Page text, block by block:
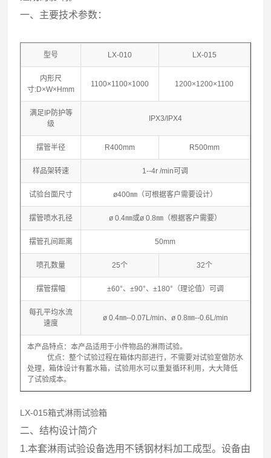
一、主要技术参数：
型号 LX-010 LX-015
内形尺
寸:D×W×Hmm
1100×1100×1000 1200×1200×1100
满足IP防护等
级
IPX3/IPX4
摆管半径 R400mm R500mm
样品架转速 1--4r /min可调
试验台面尺寸 ø400㎜（可根据客户需要设计）
摆管喷水孔径 ø 0.4㎜或ø 0.8㎜（根据客户需要）
摆管孔间距离 50mm
喷孔数量 25个 32个
摆管摆幅 ±60°、±90°、±180°（理论值）可调
每孔平均水流
速度
ø 0.4㎜--0.07L/min、ø 0.8㎜--0.6L/min
本产品特点：本产品适用于小件物品的淋雨试验。
优点：整个试验过程在箱体内部进行，不需要对试验室做防水
处理，箱体设计有蓄水箱，试验用水可以重复循环利用，大大降低
了试验成本。
LX-015箱式淋雨试验箱
二、结构设计简介
1.本套淋雨试验设备选用不锈钢材料加工成型。设备由